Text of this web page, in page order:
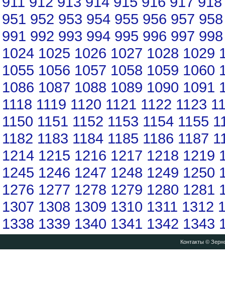
951 952 953 954 955 956 957 958
991 992 993 994 995 996 997 998
1024 1025 1026 1027 1028 1029
1055 1056 1057 1058 1059 1060
1086 1087 1088 1089 1090 1091
1118 1119 1120 1121 1122 1123
1150 1151 1152 1153 1154 1155
1182 1183 1184 1185 1186 1187
1214 1215 1216 1217 1218 1219
1245 1246 1247 1248 1249 1250
1276 1277 1278 1279 1280 1281
1307 1308 1309 1310 1311 1312
1338 1339 1340 1341 1342 1343
Контакты©